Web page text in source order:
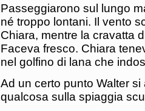
Passeggiarono sul lungo
né troppo lontani. Il vento
Chiara, mentre la cravatta
Faceva fresco. Chiara
nel golfino di lana che
Ad un certo punto Walter
qualcosa sulla spiaggia